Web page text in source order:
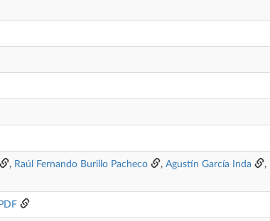
, Raúl Fernando Burillo Pacheco , Agustín García Inda ,